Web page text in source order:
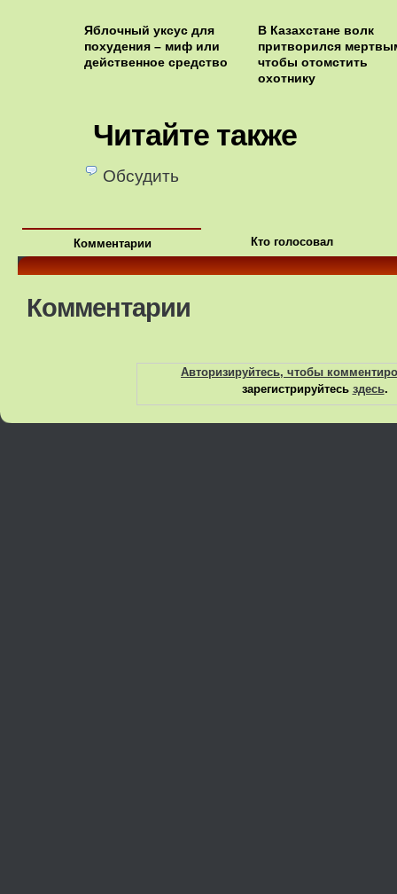
Яблочный уксус для
похудения – миф или
действенное средство
В Казахстане волк
притворился
чтобы отомстить
охотнику
Читайте также
Обсудить
Комментарии Кто голосовал
Комментарии
Авторизируйтесь, чтобы
зарегистрируйтесь здесь.